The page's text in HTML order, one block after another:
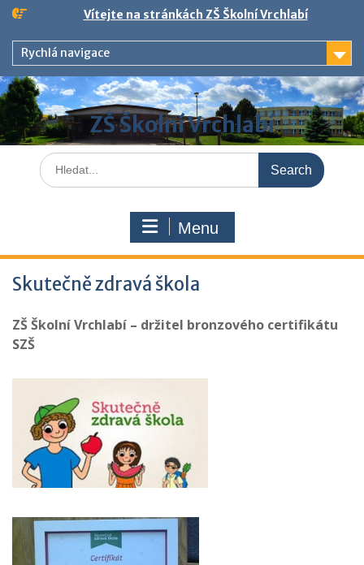
Skip
content
Vítejte na stránkách ZŠ Školní Vrchlabí
Rychlá navigace
ZŠ Školní Vrchlabí
Search
for:
Menu
Skutečně zdravá škola
ZŠ Školní Vrchlabí – držitel bronzového certifikátu
SZŠ